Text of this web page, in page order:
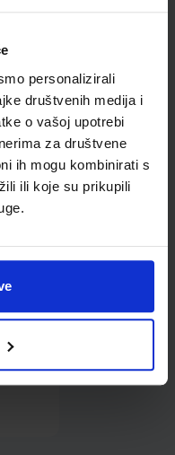
personalizirali
društvenih medija i
o vašoj upotrebi
za društvene
ih mogu kombinirati s
ili koje su prikupili